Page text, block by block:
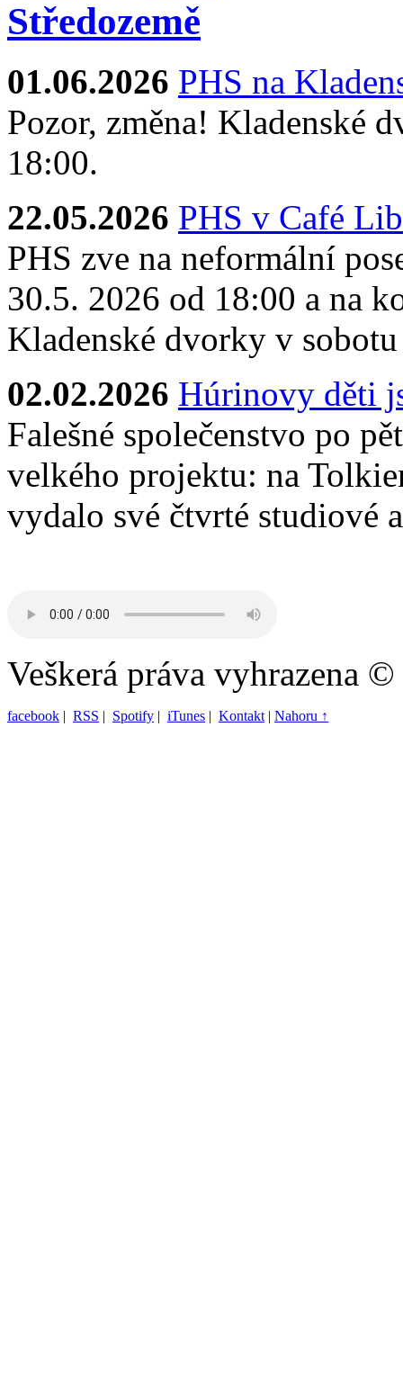
01.06.2026 PHS na
Pozor, změna! Kladenské
18:00.
22.05.2026 PHS v Café
PHS zve na neformální
30.5. 2026 od 18:00 a na
Kladenské dvorky v
02.02.2026 Húrinovy děti
Falešné společenstvo po
velkého projektu: na
vydalo své čtvrté studiové
Veškerá práva vyhrazena
facebook | RSS | Spotify | iTunes | Kontakt | Nahoru ↑